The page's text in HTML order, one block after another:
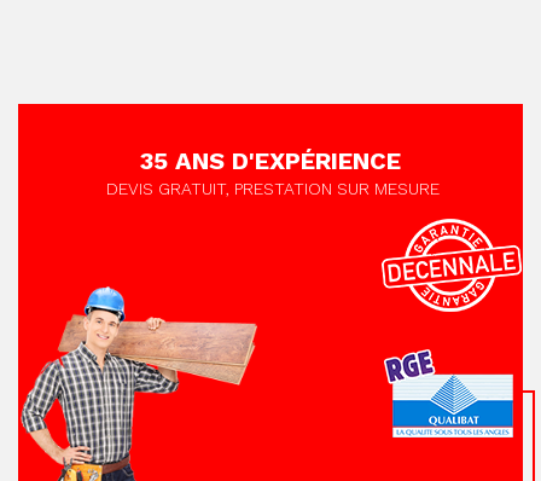
35 ANS D'EXPÉRIENCE
DEVIS GRATUIT, PRESTATION SUR MESURE